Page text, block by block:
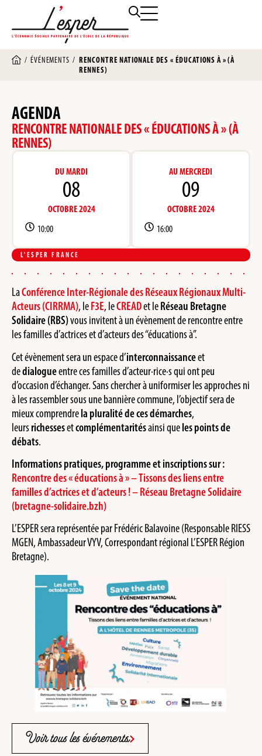
/ÉVÉNEMENTS / RENCONTRE NATIONALE DES « ÉDUCATIONS À » (À
RENNES)
AGENDA
RENCONTRE NATIONALE DES « ÉDUCATIONS À » (À
RENNES)
DU MARDI
08
OCTOBRE 2024
10:00
AU MERCREDI
09
OCTOBRE 2024
16:00
L'ESPER FRANCE
LaConférence Inter-Régionale des Réseaux Régionaux Multi-
Acteurs (CIRRMA), leF3E, leCREADet leRéseau Bretagne
Solidaire (RBS)vous invitent à un évènement de rencontre entre
les familles d’actrices et d’acteurs des “éducations à”.
Cet évènement sera un espace d’interconnaissanceet
dedialogueentre ces familles d’acteur·rice·s qui ont peu
d’occasion d’échanger. Sans chercher à uniformiser les approches ni
à les rassembler sous une bannière commune, l’objectif sera de
mieux comprendrela pluralité de ces démarches,
leursrichessesetcomplémentaritésainsi quelespoints de
débats.
Informations pratiques, programme et inscriptions sur :
Rencontre des « éducations à » – Tissons des liens entre
familles d’actrices et d’acteurs ! – Réseau Bretagne Solidaire
(bretagne-solidaire.bzh)
L’ESPER sera représentée par Frédéric Balavoine (Responsable RIESS
MGEN, Ambassadeur VYV, Correspondant régional L’ESPER Région
Bretagne).
Voir tous les événements